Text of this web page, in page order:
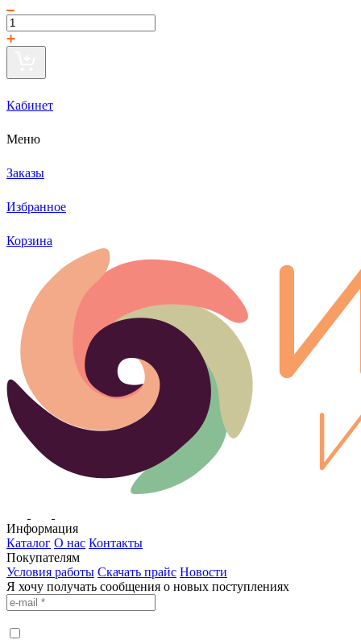
Кабинет
Меню
Заказы
Избранное
Корзина
Информация
Каталог О нас Контакты
Покупателям
Условия работы Скачать прайс Новости
Я хочу получать сообщения о новых поступлениях